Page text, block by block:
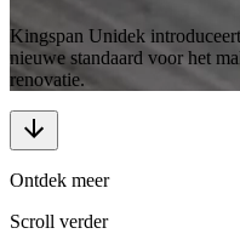
Kingspan Unidek
nieuwe standaard voor het
renovatie.
Ontdek meer
Scroll verder